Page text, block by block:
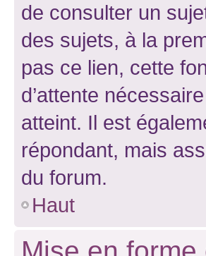
de consulter un
des sujets, à la
pas ce lien, cette
d’attente
atteint. Il est
répondant, mais
du forum.
Haut